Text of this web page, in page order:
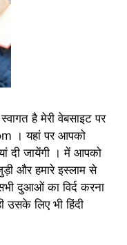
है मेरी वेबसाइट पर
। यहां पर आपको
दी जायेंगी । में आपको
और हमारे इस्लाम से
दुआओं का विर्द करना
लिए भी हिंदी